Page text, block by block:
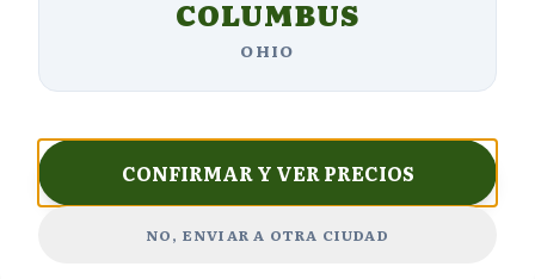
Rayo de Sol
$623.86
¡PEDIR AHORA!
ENTREGA URGENTE
COLUMBUS
OHIO
CONFIRMAR Y VER PRECIOS
NO, ENVIAR A OTRA CIUDAD